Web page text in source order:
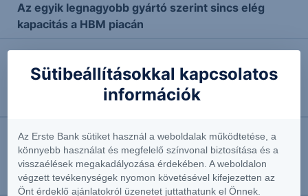
Az egyik legnagyobb gyártó szerint sincs elég
kapacitás a HBM piacán
2025.11.18. 13:39
AMSC: Az AI energiaéhség csendes kis
2025.10.27. 15:48
Lynas: az ausztrál ritkaföldfém sztárrészvény
Olaj- és gázipari elemző
Sütibeállításokkal kapcsolatos
információk
Az Erste Bank sütiket használ a weboldalak működtetése, a
könnyebb használat és megfelelő színvonal biztosítása és a
visszaélések megakadályozása érdekében. A weboldalon
végzett tevékenységek nyomon követésével kifejezetten az
Önt érdeklő ajánlatokról üzenetet juttathatunk el Önnek.